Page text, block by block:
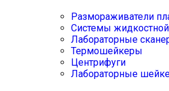
Размораживатели
Системы
Лабораторные
Термошейкеры
Центрифуги
Лабораторные